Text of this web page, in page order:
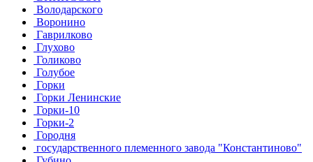
Володарского
Воронино
Гаврилково
Глухово
Голиково
Голубое
Горки
Горки Ленинские
Горки-10
Горки-2
Городня
государственного племенного завода "Константиново"